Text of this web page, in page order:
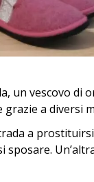
vescovo di
a diversi
a